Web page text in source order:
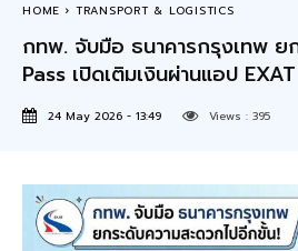
HOME TRANSPORT & LOGISTICS
กทพ. จับมือ ธนาคารกรุงเทพ ย
Pass เปิดเติมเงินผ่านแอป
24 May 2026 - 13:49 Views : 395